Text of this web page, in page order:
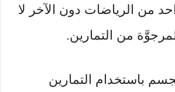
من الرياضات دون الآخر لا
من التمارين.
باستخدام التمارين